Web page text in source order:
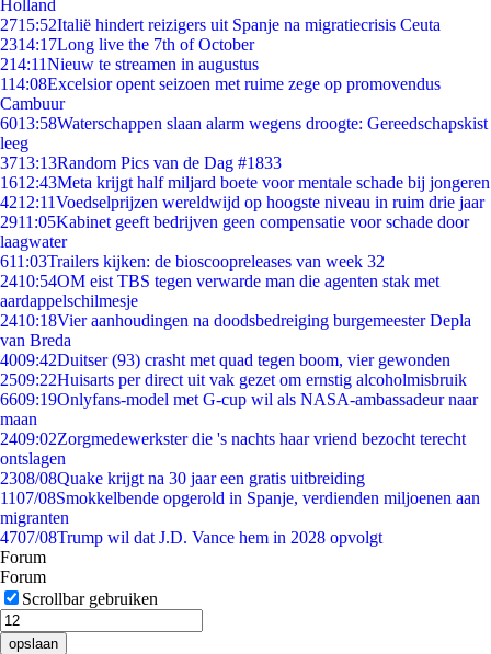
Holland
2715:52Italië hindert reizigers uit Spanje na migratiecrisis Ceuta
2314:17Long live the 7th of October
214:11Nieuw te streamen in augustus
114:08Excelsior opent seizoen met ruime zege op promovendus
Cambuur
6013:58Waterschappen slaan alarm wegens droogte: Gereedschapskist
leeg
3713:13Random Pics van de Dag #1833
1612:43Meta krijgt half miljard boete voor mentale schade bij jongeren
4212:11Voedselprijzen wereldwijd op hoogste niveau in ruim drie jaar
2911:05Kabinet geeft bedrijven geen compensatie voor schade door
laagwater
611:03Trailers kijken: de bioscoopreleases van week 32
2410:54OM eist TBS tegen verwarde man die agenten stak met
aardappelschilmesje
2410:18Vier aanhoudingen na doodsbedreiging burgemeester Depla
van Breda
4009:42Duitser (93) crasht met quad tegen boom, vier gewonden
2509:22Huisarts per direct uit vak gezet om ernstig alcoholmisbruik
6609:19Onlyfans-model met G-cup wil als NASA-ambassadeur naar
maan
2409:02Zorgmedewerkster die 's nachts haar vriend bezocht terecht
ontslagen
2308/08Quake krijgt na 30 jaar een gratis uitbreiding
1107/08Smokkelbende opgerold in Spanje, verdienden miljoenen aan
migranten
4707/08Trump wil dat J.D. Vance hem in 2028 opvolgt
Forum
Forum
Scrollbar gebruiken
opslaan